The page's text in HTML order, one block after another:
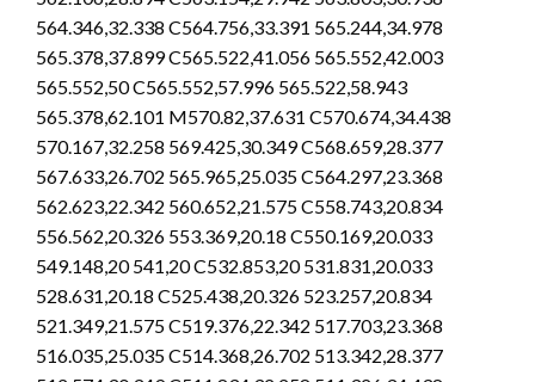
564.346,32.338 C564.756,33.391 565.244,34.978
565.378,37.899 C565.522,41.056 565.552,42.003
565.552,50 C565.552,57.996 565.522,58.943
565.378,62.101 M570.82,37.631 C570.674,34.438
570.167,32.258 569.425,30.349 C568.659,28.377
567.633,26.702 565.965,25.035 C564.297,23.368
562.623,22.342 560.652,21.575 C558.743,20.834
556.562,20.326 553.369,20.18 C550.169,20.033
549.148,20 541,20 C532.853,20 531.831,20.033
528.631,20.18 C525.438,20.326 523.257,20.834
521.349,21.575 C519.376,22.342 517.703,23.368
516.035,25.035 C514.368,26.702 513.342,28.377